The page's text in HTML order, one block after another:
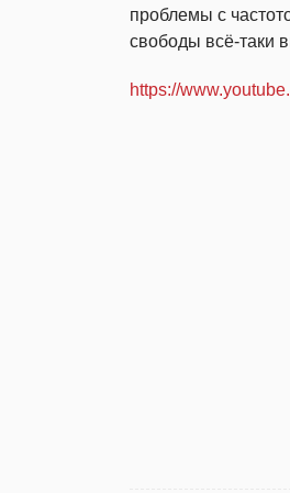
проблемы с
свободы всё-таки
https://